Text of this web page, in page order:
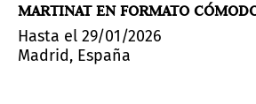
MARTINAT EN FORMATO
Hasta el 29/01/2026
Madrid, España